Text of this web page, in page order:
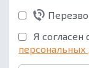
Я согласен
персональных